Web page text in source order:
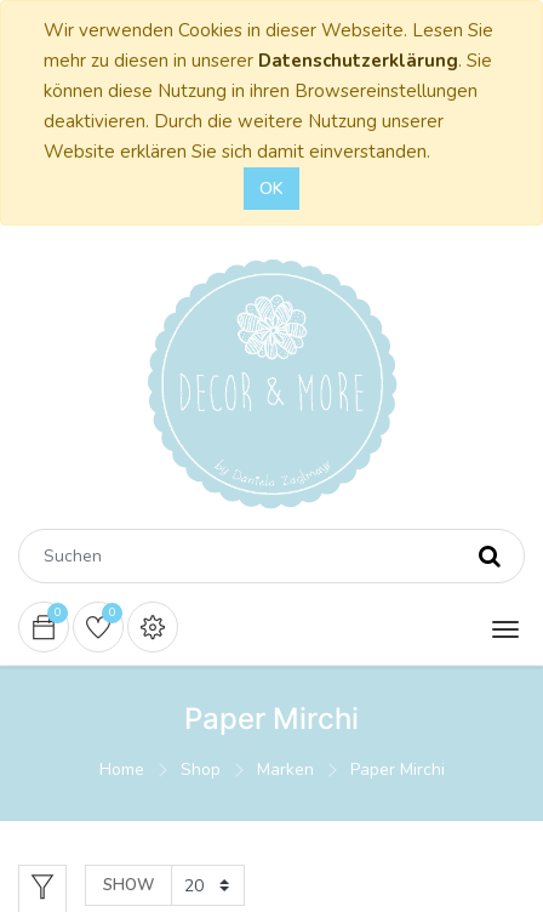
Wir verwenden Cookies in dieser Webseite. Lesen Sie
mehr zu diesen in unserer Datenschutzerklärung. Sie
können diese Nutzung in ihren Browsereinstellungen
deaktivieren. Durch die weitere Nutzung unserer
Website erklären Sie sich damit einverstanden.
OK
0 0
Paper Mirchi
Home Shop Marken Paper Mirchi
SHOW